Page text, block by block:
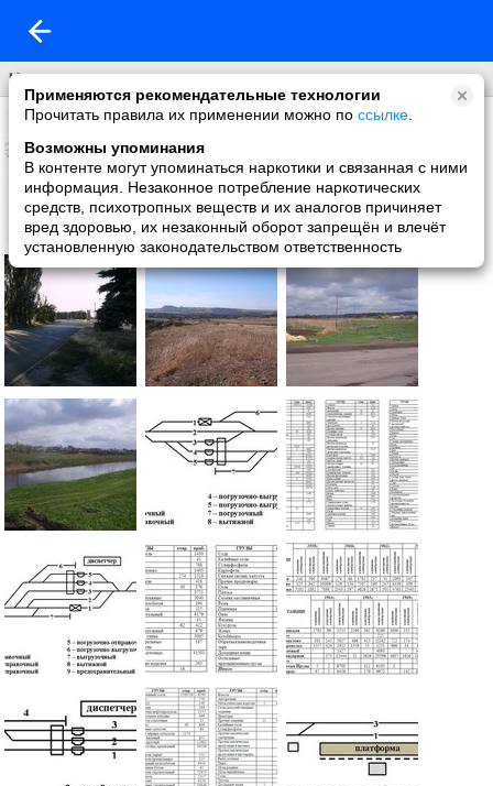
Применяются рекомендательные технологии
Прочитать правила их применении можно по ссылке
Возможны упоминания
В контенте могут упоминаться наркотики и связанная с ними
информация. Незаконное потребление наркотических
средств, психотропных веществ и их аналогов причиняет
вред здоровью, их незаконный оборот запрещён и влечёт
установленную законодательством ответственность
Что нового